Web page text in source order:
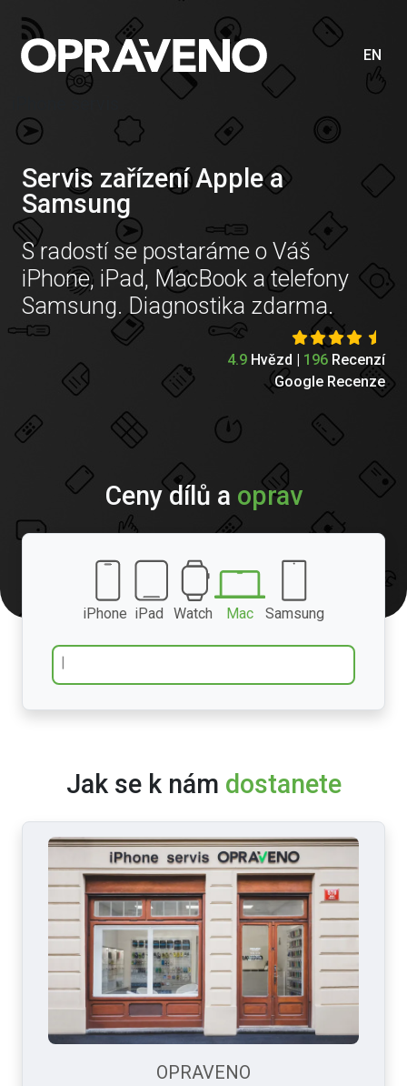
EN
Servis zařízení Apple a
Samsung
S radostí se postaráme o Váš
iPhone, iPad, MacBook a telefony
Samsung. Diagnostika zdarma.
4.9 Hvězd | 196 Recenzí
Google Recenze
Ceny dílů a oprav
iPhone iPad Watch Mac Samsung
Jak se k nám dostanete
OPRAVENO